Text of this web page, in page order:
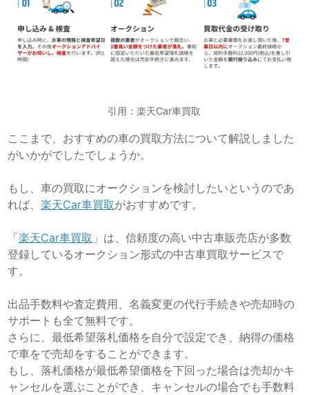
引用：楽天Car車買取
ここまで、おすすめの車の買取方法について解説しました
がいかがでしたでしょうか。
もし、車の買取にオークションを検討したいというのであ
れば、楽天Car車買取がおすすめです。
「楽天Car車買取 」は、信頼度の高い中古車販売店が多数
登録しているオークション形式の中古車買取サービスで
す。
出品手数料や査定費用、名義変更の代行手続きや売却時の
サポートも全て無料です。
さらに、最低希望落札価格を自分で設定でき、納得の価格
で車をで売却をすることができます。
もし、落札価格が最低希望価格を下回った場合は売却かキ
ャンセルを選ぶことができ、キャンセルの場合でも手数料